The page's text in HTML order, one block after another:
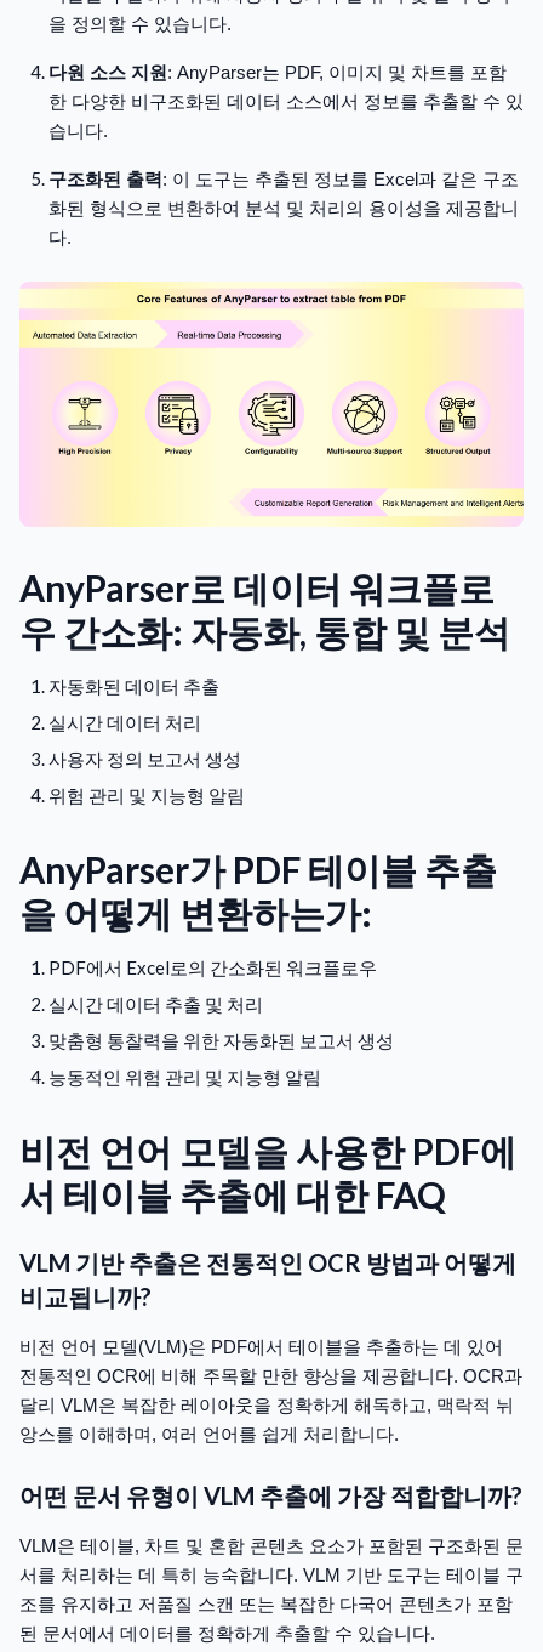
을 정의할 수 있습니다.
다원 소스 지원: AnyParser는 PDF, 이미지 및 차트를 포함
한 다양한 비구조화된 데이터 소스에서 정보를 추출할 수 있
습니다.
구조화된 출력: 이 도구는 추출된 정보를 Excel과 같은 구조
화된 형식으로 변환하여 분석 및 처리의 용이성을 제공합니
다.
AnyParser로 데이터 워크플로
우 간소화: 자동화, 통합 및 분석
자동화된 데이터 추출
실시간 데이터 처리
사용자 정의 보고서 생성
위험 관리 및 지능형 알림
AnyParser가 PDF 테이블 추출
을 어떻게 변환하는가:
PDF에서 Excel로의 간소화된 워크플로우
실시간 데이터 추출 및 처리
맞춤형 통찰력을 위한 자동화된 보고서 생성
능동적인 위험 관리 및 지능형 알림
비전 언어 모델을 사용한 PDF에
서 테이블 추출에 대한 FAQ
VLM 기반 추출은 전통적인 OCR 방법과 어떻게
비교됩니까?
비전 언어 모델(VLM)은 PDF에서 테이블을 추출하는 데 있어
전통적인 OCR에 비해 주목할 만한 향상을 제공합니다. OCR과
달리 VLM은 복잡한 레이아웃을 정확하게 해독하고, 맥락적 뉘
앙스를 이해하며, 여러 언어를 쉽게 처리합니다.
어떤 문서 유형이 VLM 추출에 가장 적합합니까?
VLM은 테이블, 차트 및 혼합 콘텐츠 요소가 포함된 구조화된 문
서를 처리하는 데 특히 능숙합니다. VLM 기반 도구는 테이블 구
조를 유지하고 저품질 스캔 또는 복잡한 다국어 콘텐츠가 포함
된 문서에서 데이터를 정확하게 추출할 수 있습니다.